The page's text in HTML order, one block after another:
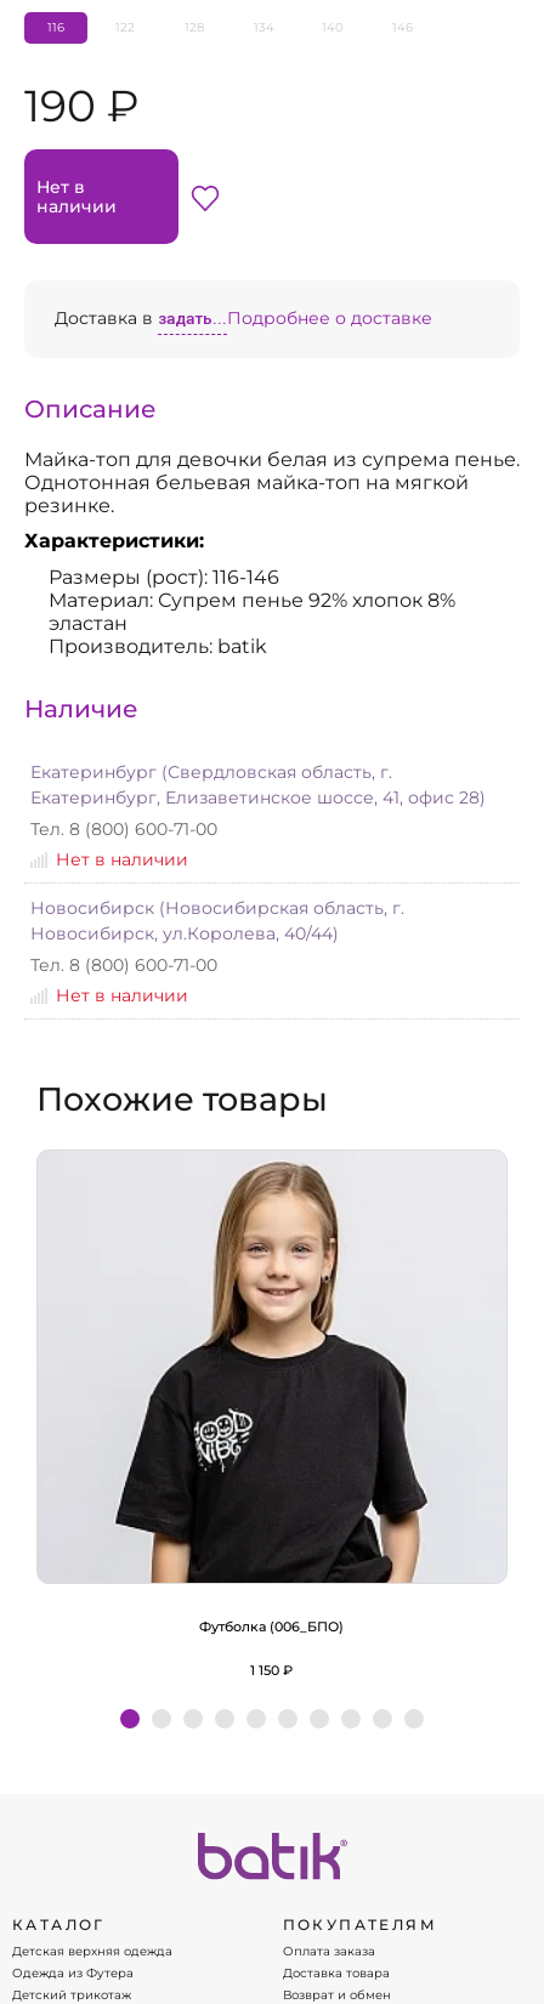
116 122 128 134 140 146
190 ₽
Нет в
наличии
Доставка в задать...Подробнее о доставке
Описание
Майка-топ для девочки белая из супрема пенье.
Однотонная бельевая майка-топ на мягкой
резинке.
Характеристики:
Размеры (рост): 116-146
Материал: Супрем пенье 92% хлопок 8%
эластан
Производитель: batik
Наличие
Екатеринбург (Свердловская область, г.
Екатеринбург, Елизаветинское шоссе, 41, офис 28)
Тел. 8 (800) 600-71-00
Нет в наличии
Новосибирск (Новосибирская область, г.
Новосибирск, ул.Королева, 40/44)
Тел. 8 (800) 600-71-00
Нет в наличии
Похожие товары
Футболка (006_БПО)
1 150 ₽
Подробнее
КАТАЛОГ
Детская верхняя одежда
Одежда из Футера
Детский трикотаж
ПОКУПАТЕЛЯМ
Оплата заказа
Доставка товара
Возврат и обмен